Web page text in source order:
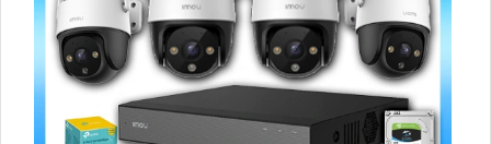
dàng và hiệu quả.
Với Thiết kế trọn bộ Lắp Đặt Camera Trung Tâm Thương
Mại Trọn Bộ Hikvision, bạn có thể yên tâm vào khả năng bảo
mật của hệ thống. Sản phẩm được trang bị mã hóa video
và công nghệ xâm nhập mạnh mẽ, giúp ngăn chặn những
mối đe dọa tiềm ẩn.